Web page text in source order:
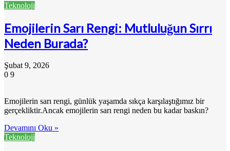
Teknoloji
Emojilerin Sarı Rengi: Mutluluğun Sırrı
Neden Burada?
Şubat 9, 2026
0 9
Emojilerin sarı rengi, günlük yaşamda sıkça karşılaştığımız bir
gerçekliktir.Ancak emojilerin sarı rengi neden bu kadar baskın?
Devamını Oku »
Teknoloji